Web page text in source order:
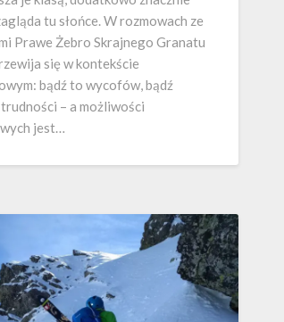
tu słońce. W rozmowach ze
Prawe Żebro Skrajnego Granatu
się w kontekście
bądź to wycofów, bądź
– a możliwości
jest…